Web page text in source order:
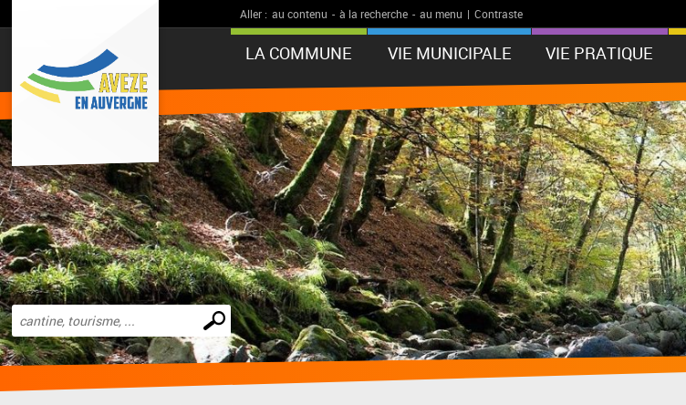
Aller : au contenu - à la recherche - au menu | Contraste
LA COMMUNE VIE MUNICIPALE VIE PRATIQUE
Effectuer
une
recherche